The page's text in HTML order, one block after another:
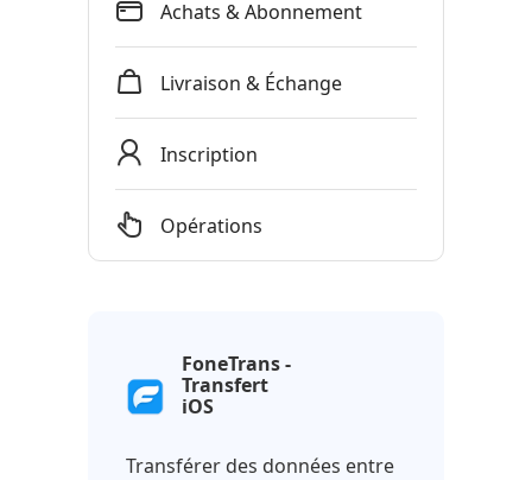
Achats & Abonnement
Livraison & Échange
Inscription
Opérations
FoneTrans -
Transfert
iOS
Transférer des données entre